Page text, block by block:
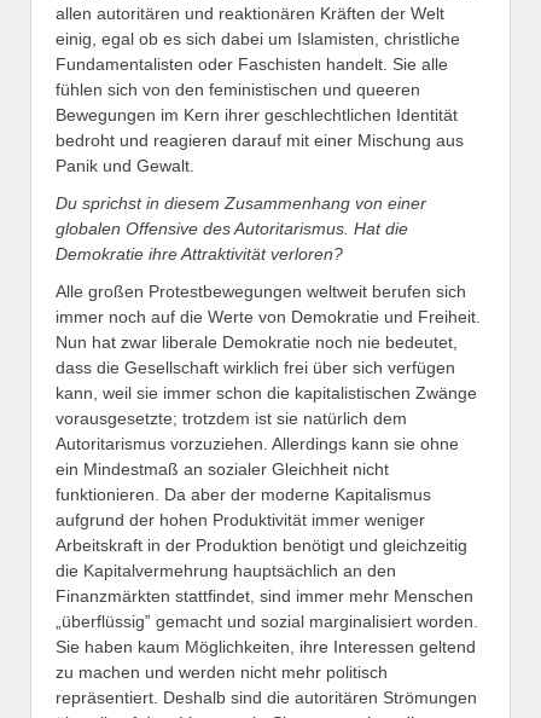
allen autoritären und reaktionären Kräften der Welt
einig, egal ob es sich dabei um Islamisten, christliche
Fundamentalisten oder Faschisten handelt. Sie alle
fühlen sich von den feministischen und queeren
Bewegungen im Kern ihrer geschlechtlichen Identität
bedroht und reagieren darauf mit einer Mischung aus
Panik und Gewalt.
Du sprichstin diesem Zusammenhang von einer
globalen Offensive des Autoritarismus. Hat die
Demokratie ihre Attraktivität verloren?
Alle großen Protestbewegungen weltweit berufen sich
immer noch auf die Werte von Demokratie und Freiheit.
Nun hat zwar liberale Demokratie noch nie bedeutet,
dass die Gesellschaft wirklich frei über sich verfügen
kann, weil sie immer schon die kapitalistischen Zwänge
vorausgesetzte; trotzdem ist sie natürlich dem
Autoritarismus vorzuziehen. Allerdings kann sie ohne
ein Mindestmaß an sozialer Gleichheit nicht
funktionieren. Da aber der moderne Kapitalismus
aufgrund der hohen Produktivität immer weniger
Arbeitskraft in der Produktion benötigt und gleichzeitig
die Kapitalvermehrung hauptsächlich an den
Finanzmärkten stattfindet, sind immer mehr Menschen
„überflüssig‟ gemacht und sozial marginalisiert worden.
Sie haben kaum Möglichkeiten, ihre Interessen geltend
zu machen und werden nicht mehr politisch
repräsentiert. Deshalb sind die autoritären Strömungen